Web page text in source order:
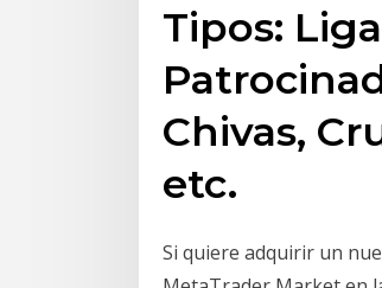
Tipos:
Chivas,
etc.
Si quiere adquirir un